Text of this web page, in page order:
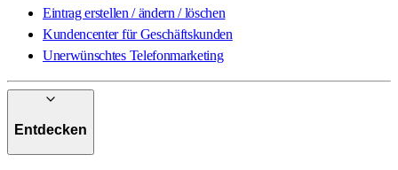
Eintrag erstellen / ändern / löschen
Kundencenter für Geschäftskunden
Unerwünschtes Telefonmarketing
Entdecken